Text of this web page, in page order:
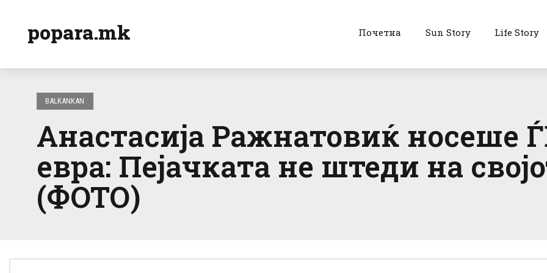
popara.mk Почетна Sun Story Life Story
BALKANKAN
Анастасија Ражнатовиќ носеше
евра: Пејачката не штеди на
(ФОТО)